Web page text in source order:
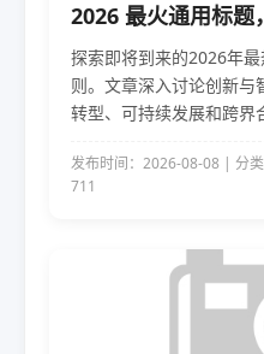
2026 最火通用标题
探索即将到来的2026年
则。文章深入讨论创新
转型、可持续发展和跨界
的变化并实现跨界成功。
发布时间：2026-08-08 | 分类
711